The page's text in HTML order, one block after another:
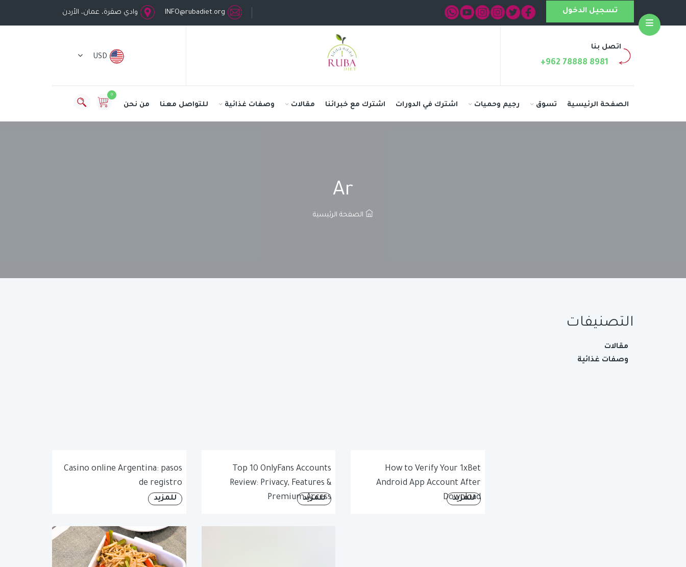
INFO@rubadiet.org وادي صقرة، عمان، الأردن تسجيل الدخول
اتصل بنا
+962 78888 8981
USD
0
الصفحة الرئيسية تسوق رجيم وحميات اشترك في الدورات اشترك مع خبرائنا مقالات وصفات غذائية للتواصل معنا من نحن
Ar
الصفحة الرئيسية
التصنيفات
مقالات
وصفات غذائية
How to Verify Your 1xBet
Android App Account After
Download
للمزيد
Top 10 OnlyFans Accounts
Review: Privacy, Features &
Premium Access
للمزيد
Casino online Argentina: pasos
de registro
للمزيد